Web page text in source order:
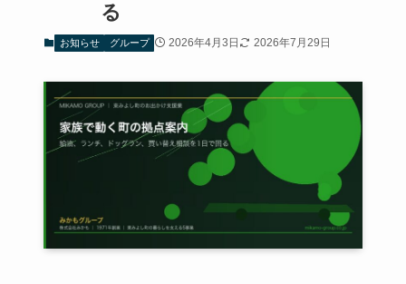
る
お知らせ グループ 2026年4月3日 2026年7月29日